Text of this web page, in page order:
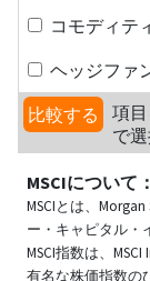
コモディテ
ヘッジファ
比較する
項
で選
MSCIについて：
MSCIとは、
ー・キャピタル・
MSCI指数は、
有名な株価指数の